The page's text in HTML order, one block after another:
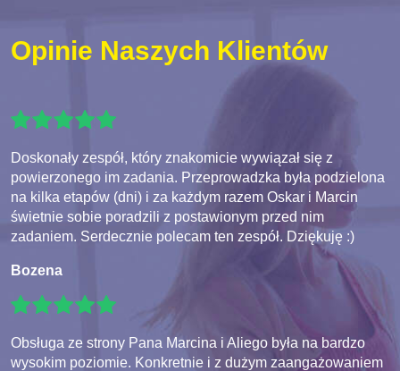
Opinie Naszych Klientów
Doskonały zespół, który znakomicie wywiązał się z
powierzonego im zadania. Przeprowadzka była podzielona
na kilka etapów (dni) i za każdym razem Oskar i Marcin
świetnie sobie poradzili z postawionym przed nim
zadaniem. Serdecznie polecam ten zespół. Dziękuję :)
Bozena
Obsługa ze strony Pana Marcina i Aliego była na bardzo
wysokim poziomie. Konkretnie i z dużym zaangażowaniem